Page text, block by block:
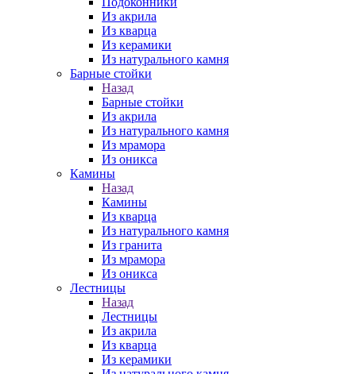
Из акрила
Из кварца
Из керамики
Из натурального камня
Барные стойки
Назад
Барные стойки
Из акрила
Из натурального камня
Из мрамора
Из оникса
Камины
Назад
Камины
Из кварца
Из натурального камня
Из гранита
Из мрамора
Из оникса
Лестницы
Назад
Лестницы
Из акрила
Из кварца
Из керамики